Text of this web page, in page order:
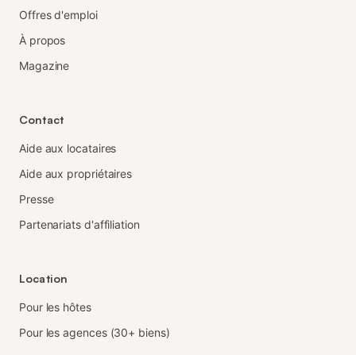
Offres d'emploi
À propos
Magazine
Contact
Aide aux locataires
Aide aux propriétaires
Presse
Partenariats d'affiliation
Location
Pour les hôtes
Pour les agences (30+ biens)